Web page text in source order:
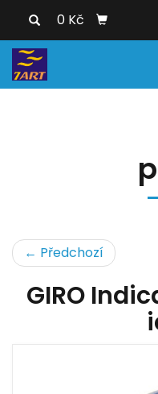
0 Kč
← Předchozí
GIRO